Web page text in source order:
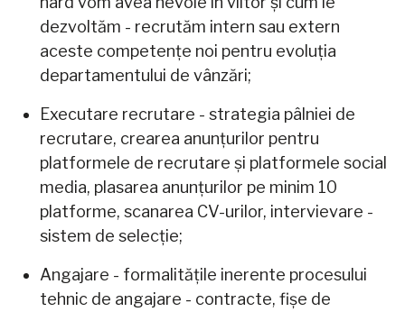
dezvoltăm - recrutăm intern sau extern
aceste competențe noi pentru evoluția
departamentului de vânzări;
Executare recrutare - strategia pâlniei de
recrutare, crearea anunțurilor pentru
platformele de recrutare și platformele social
media, plasarea anunțurilor pe minim 10
platforme, scanarea CV-urilor, intervievare -
sistem de selecție;
Angajare - formalitățile inerente procesului
tehnic de angajare - contracte, fișe de